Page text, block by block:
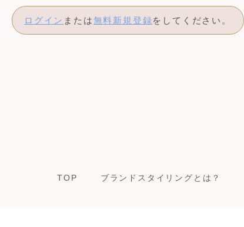
ログイン または無料新規登録をしてください。
TOP ブランドスタイリングとは？